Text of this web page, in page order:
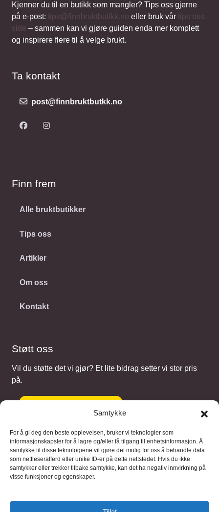
Samtykke
For å gi deg den beste opplevelsen, bruker vi teknologier som
informasjonskapsler for å lagre og/eller få tilgang til enhetsinformasjon. Å
samtykke til disse teknologiene vil gjøre det mulig for oss å behandle data
som nettleseratferd eller unike ID-er på dette nettstedet. Hvis du ikke
samtykker eller trekker tilbake samtykke, kan det ha negativ innvirkning på
visse funksjoner og egenskaper.
Kjenner du til en butikk som mangler? Tips oss gjerne
på e-post: tips@finnbruktbutikk.no eller bruk vår tips oss-
side – sammen kan vi gjøre guiden enda mer komplett
og inspirere flere til å velge brukt.
Ta kontakt
post@finnbruktbutkk.no
Finn frem
Alle bruktbutikker
Tips oss
Artikler
Om oss
Kontakt
Støtt oss
Vil du støtte det vi gjør? Et lite bidrag setter vi stor pris
på.
Gi et bidrag
Samarbeidspartnere
Blaaregn – digitale tjenester